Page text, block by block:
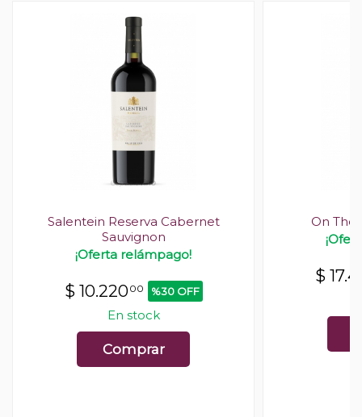
Salentein Reserva Cabernet
Sauvignon
¡Oferta relámpago!
$ 10.22000 %30 OFF
En stock
Comprar
On The
$